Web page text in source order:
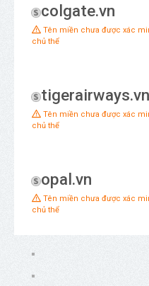
colgate.vn
Tên miền chưa được xác
chủ thể
tigerairways.vn
Tên miền chưa được xác
chủ thể
opal.vn
Tên miền chưa được xác
chủ thể